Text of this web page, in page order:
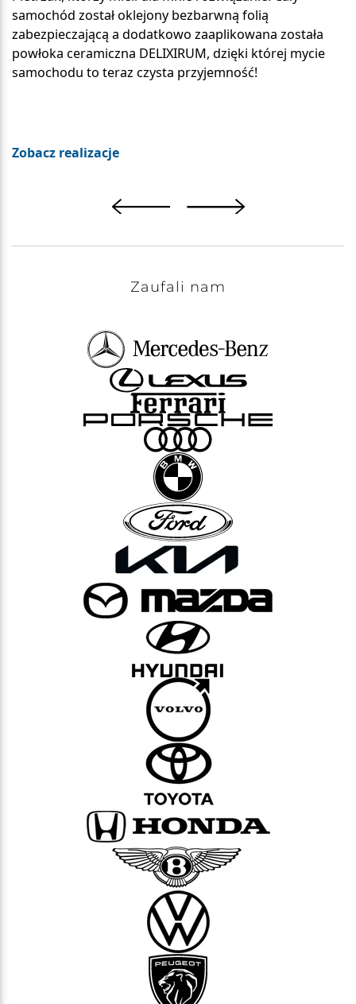
samochód został oklejony bezbarwną folią
zabezpieczającą a dodatkowo zaaplikowana została
powłoka ceramiczna DELIXIRUM, dzięki której mycie
samochodu to teraz czysta przyjemność!
Zobacz realizacje
Zaufali nam